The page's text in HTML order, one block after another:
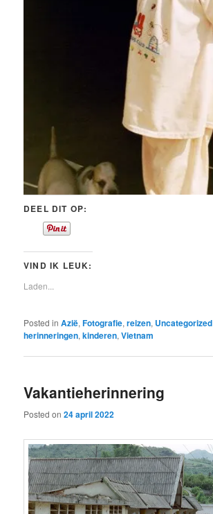
DEEL DIT OP:
VIND IK LEUK:
Laden...
Posted in Azië,Fotografie,reizen, Uncategorized
herinneringen,kinderen,Vietnam
Vakantieherinnering
Posted on24 april 2022